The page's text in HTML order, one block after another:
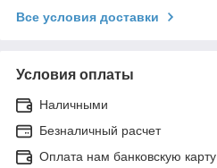
Все условия доставки
Условия оплаты
Наличными
Безналичный расчет
Оплата нам банковскую карту